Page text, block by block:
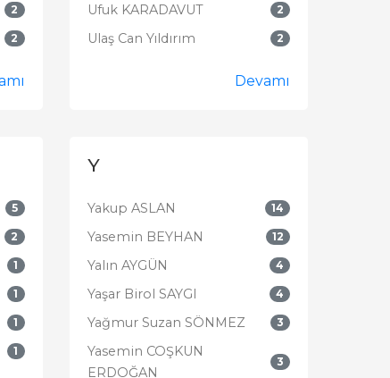
2
2
Ufuk KARADAVUT 2
Ulaş Can Yıldırım 2
Devamı
5
2
1
1
1
1
Y
Yakup ASLAN 14
Yasemin BEYHAN 12
Yalın AYGÜN 4
Yaşar Birol SAYGI 4
Yağmur Suzan SÖNMEZ 3
Yasemin COŞKUN
ERDOĞAN
3